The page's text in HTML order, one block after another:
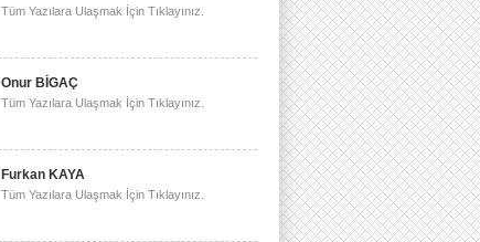
Tüm Yazılara Ulaşmak İçin Tıklayınız.
Onur BİGAÇ
Tüm Yazılara Ulaşmak İçin Tıklayınız.
Furkan KAYA
Tüm Yazılara Ulaşmak İçin Tıklayınız.